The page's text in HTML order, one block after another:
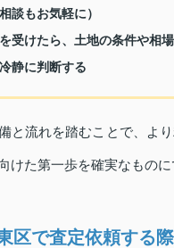
談もお気軽に）
受けたら、土地の条件や相
静に判断する
と流れを踏むことで、よ
けた第一歩を確実なものに
区で査定依頼する